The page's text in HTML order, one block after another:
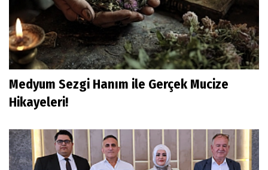
Medyum Sezgi Hanım ile Gerçek Mucize
Hikayeleri!